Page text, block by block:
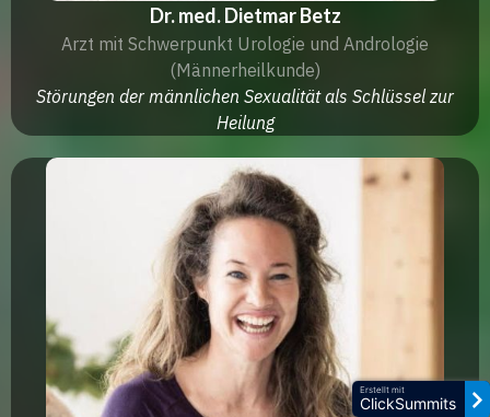
Dr. med. Dietmar Betz
Arzt mit Schwerpunkt Urologie und Andrologie
(Männerheilkunde)
Störungen der männlichen Sexualität als Schlüssel zur
Heilung
Erstellt mit
ClickSummits